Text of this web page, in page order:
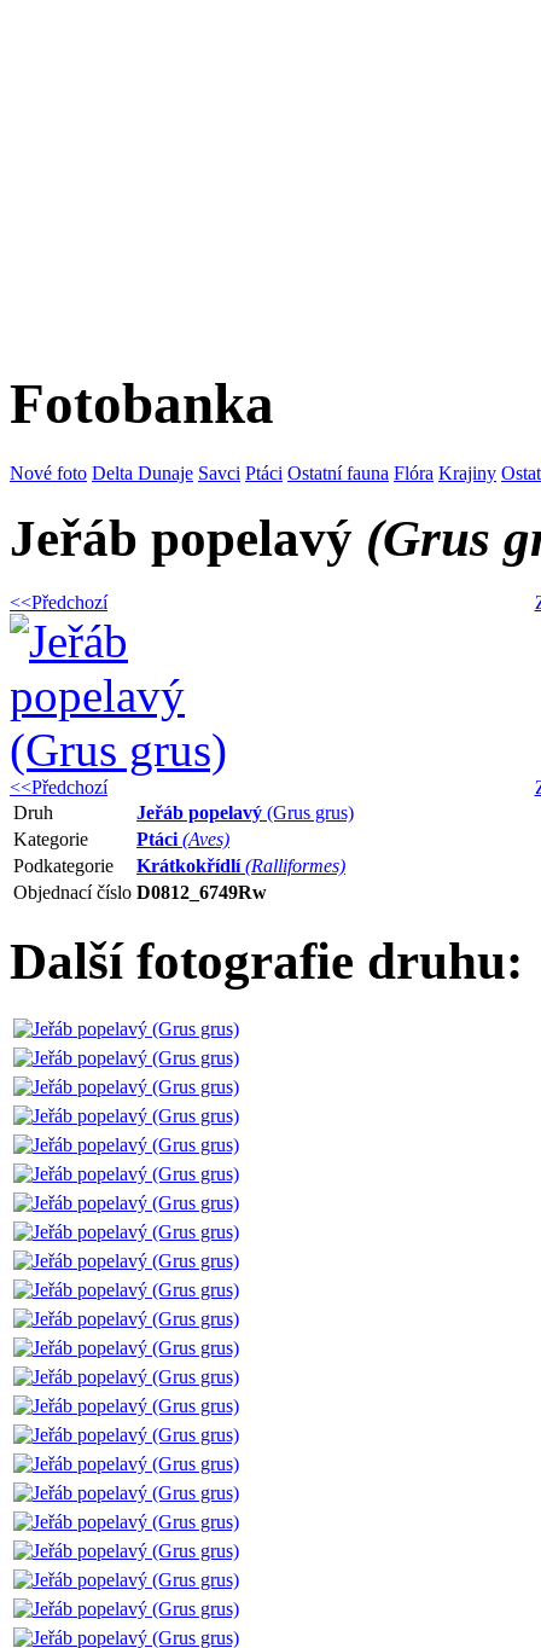
Fotobanka
Nové foto Delta Dunaje Savci Ptáci Ostatní fauna Flóra Krajiny
Jeřáb popelavý (Grus
<<Předchozí
<<Předchozí
Druh
Jeřáb popelavý (Grus grus)
Kategorie
Ptáci (Aves)
Podkategorie
Krátkokřídlí(Ralliformes)
Objednací číslo D0812_6749Rw
Další fotografie